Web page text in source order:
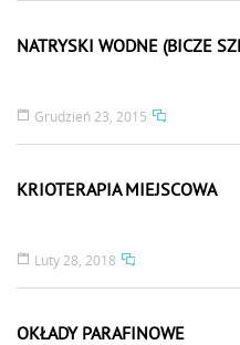
NATRYSKI WODNE (BICZE
Grudzień 23, 2015
KRIOTERAPIA MIEJSCOWA
Luty 28, 2018
OKŁADY PARAFINOWE